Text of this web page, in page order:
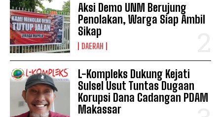
Aksi Demo UNM Berujung
Penolakan, Warga Siap Ambil
Sikap
DAERAH
L-Kompleks Dukung Kejati
Sulsel Usut Tuntas Dugaan
Korupsi Dana Cadangan PDAM
Makassar